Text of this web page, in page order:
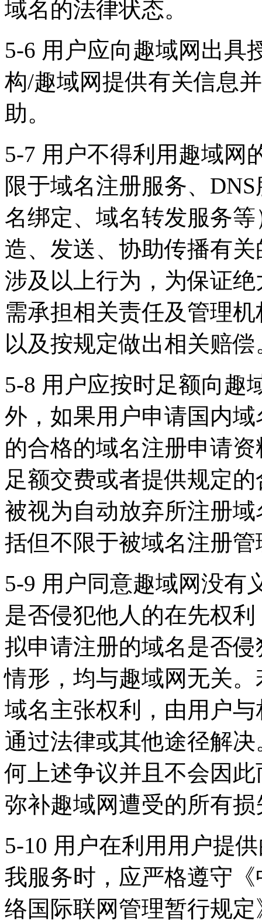
域名的法律状态。
5-6 用户应向趣域网出具
构/趣域网提供有关信息
助。
5-7 用户不得利用趣域网
限于域名注册服务、
名绑定、域名转发服务
造、发送、协助传播有
涉及以上行为，为保证
需承担相关责任及管理
以及按规定做出相关赔偿
5-8 用户应按时足额向趣
外，如果用户申请国内
的合格的域名注册申请
足额交费或者提供规定
被视为自动放弃所注册
括但不限于被域名注册
5-9 用户同意趣域网没有
是否侵犯他人的在先权
拟申请注册的域名是否
情形，均与趣域网无关
域名主张权利，由用户
通过法律或其他途径解
何上述争议并且不会因
弥补趣域网遭受的所有损
5-10 用户在利用用户提
我服务时，应严格遵守
络国际联网管理暂行规